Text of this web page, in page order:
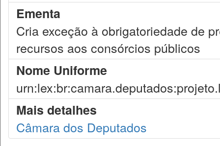
Ementa
Cria exceção à obrigatoriedade de
recursos aos consórcios públicos
Nome Uniforme
Mais detalhes
Câmara dos Deputados